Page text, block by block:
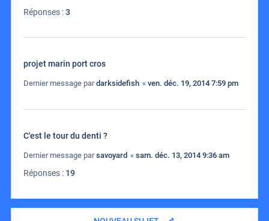
Réponses :3
projet marin port cros
Dernier message pardarksidefish « ven. déc. 19, 2014 7:59 pm
C'est le tour du denti ?
Dernier message parsavoyard « sam. déc. 13, 2014 9:36 am
Réponses : 19